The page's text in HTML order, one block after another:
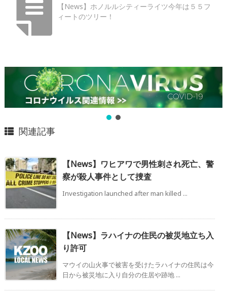
【News】ホノルルシティーライツ今年は５５フ
ィートのツリー！
関連記事
【News】ワヒアワで男性刺され死亡、警
察が殺人事件として捜査
Investigation launched after man killed ...
【News】ラハイナの住民の被災地立ち入
り許可
マウイの山火事で被害を受けたラハイナの住民は今
日から被災地に入り自分の住居や跡地 ...